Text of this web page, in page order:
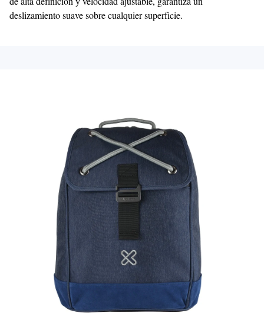
deslizamiento suave sobre cualquier superficie.